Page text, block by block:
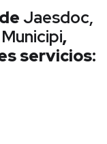
Jaesdoc,
,
servicios: